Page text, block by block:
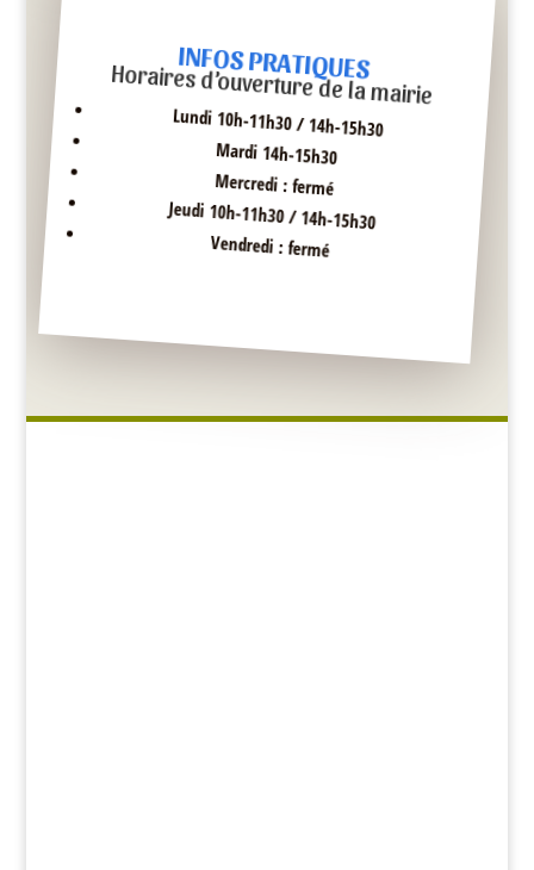
INFOS PRATIQUES
Horaires d’ouverture de la mairie
Lundi 10h-11h30 / 14h-15h30
Mardi 14h-15h30
Mercredi : fermé
Jeudi 10h-11h30 / 14h-15h30
Vendredi : fermé